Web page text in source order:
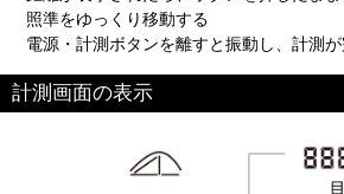
ピンフラッグ付近奥の目標物（木や看板
距離が表示されたら、ボタンを押したま
照準をゆっくり移動する